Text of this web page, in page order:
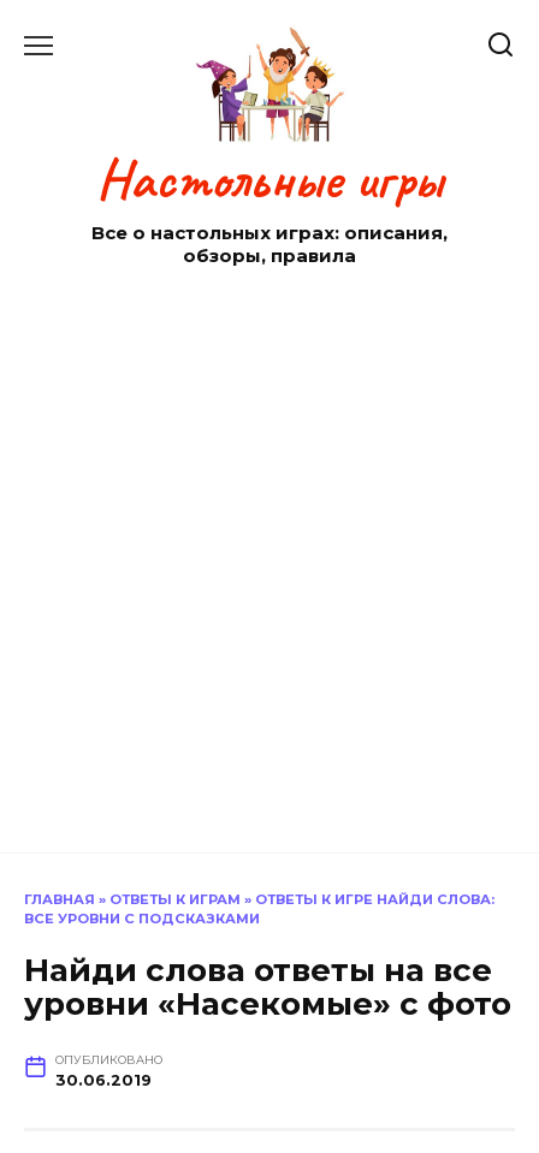
Настольные игры
Все о настольных играх: описания,
обзоры, правила
ГЛАВНАЯ » ОТВЕТЫ К ИГРАМ » ОТВЕТЫ К ИГРЕ НАЙДИ СЛОВА:
ВСЕ УРОВНИ С ПОДСКАЗКАМИ
Найди слова ответы на все
уровни «Насекомые» с фото
ОПУБЛИКОВАНО
30.06.2019